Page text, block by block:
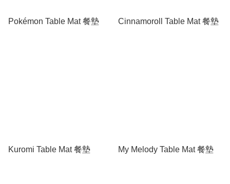
Pokémon Table Mat 餐墊 Cinnamoroll Table Mat 餐墊
Kuromi Table Mat 餐墊 My Melody Table Mat 餐墊